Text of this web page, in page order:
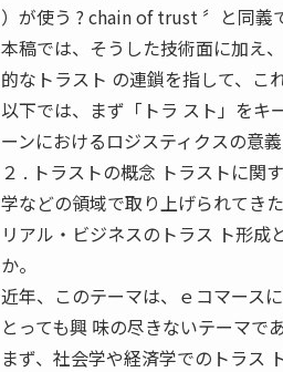
）が使う ? chain of trust 〞と同義
本稿では、そうした技術面に加え
的なトラスト の連鎖を指して、こ
以下では、まず「トラ スト」をキ
ーンにおけるロジスティクスの意
２ . トラストの概念 トラストに関
学などの領域で取り上げられてきた
リアル・ビジネスのトラス ト形
か。
近年、このテーマは、ｅコマース
とっても興 味の尽きないテーマで
まず、社会学や経済学でのトラス